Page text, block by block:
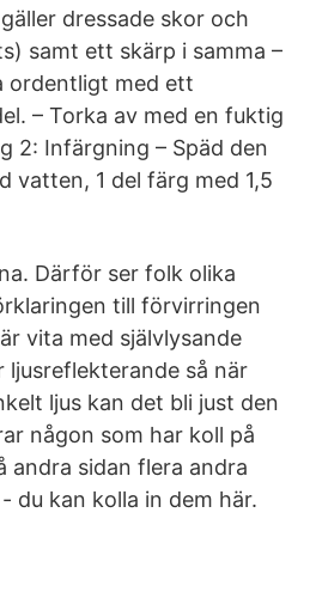
dressade skor och
samt ett skärp i samma –
ordentligt med ett
– Torka av med en fuktig
2: Infärgning – Späd den
vatten, 1 del färg med 1,5
Därför ser folk olika
till förvirringen
vita med självlysande
så när
ljus kan det bli just den
någon som har koll på
andra sidan flera andra
du kan kolla in dem här.